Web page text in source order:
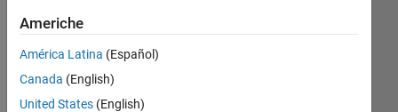
Last
seen:
circa 3
anni fa
Americhe
América Latina (Español)
Canada (English)
United States (English)